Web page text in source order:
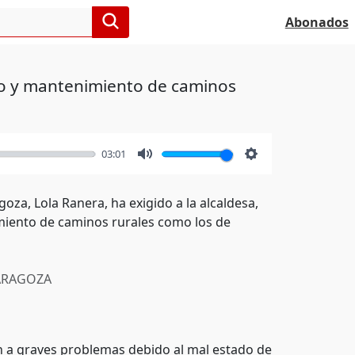
Abonados
y mantenimiento de caminos
03:01
Lola Ranera, ha exigido a la alcaldesa,
de caminos rurales como los de
graves problemas debido al mal estado de